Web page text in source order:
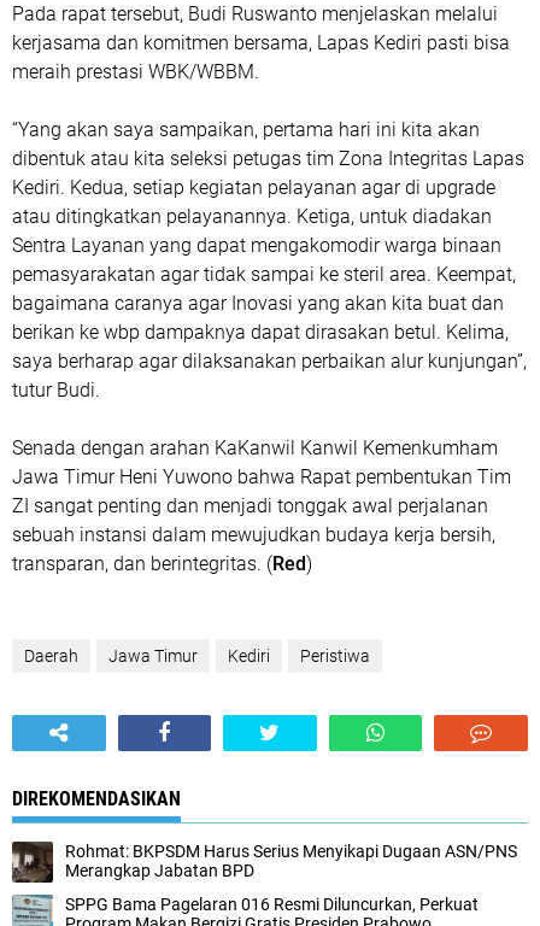
Pada rapat tersebut, Budi Ruswanto menjelaskan melalui
kerjasama dan komitmen bersama, Lapas Kediri pasti bisa
meraih prestasi WBK/WBBM.
“Yang akan saya sampaikan, pertama hari ini kita akan
dibentuk atau kita seleksi petugas tim Zona Integritas Lapas
Kediri. Kedua, setiap kegiatan pelayanan agar di upgrade
atau ditingkatkan pelayanannya. Ketiga, untuk diadakan
Sentra Layanan yang dapat mengakomodir warga binaan
pemasyarakatan agar tidak sampai ke steril area. Keempat,
bagaimana caranya agar Inovasi yang akan kita buat dan
berikan ke wbp dampaknya dapat dirasakan betul. Kelima,
saya berharap agar dilaksanakan perbaikan alur kunjungan”,
tutur Budi.
Senada dengan arahan KaKanwil Kanwil Kemenkumham
Jawa Timur Heni Yuwono bahwa Rapat pembentukan Tim
ZI sangat penting dan menjadi tonggak awal perjalanan
sebuah instansi dalam mewujudkan budaya kerja bersih,
transparan, dan berintegritas. (Red)
Daerah Jawa Timur Kediri Peristiwa
DIREKOMENDASIKAN
Rohmat: BKPSDM Harus Serius Menyikapi Dugaan ASN/PNS
Merangkap Jabatan BPD
SPPG Bama Pagelaran 016 Resmi Diluncurkan, Perkuat